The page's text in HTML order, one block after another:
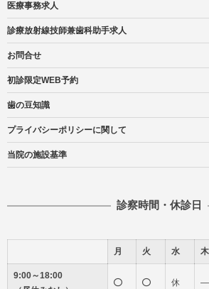
医療事務求人
診療放射線技師兼歯科助手求人
お問合せ
初診限定WEB予約
歯の豆知識
プライバシーポリシーに関して
当院の施設基準
診察時間・休診日
月 火 水 木
9:00～18:00
休 ―